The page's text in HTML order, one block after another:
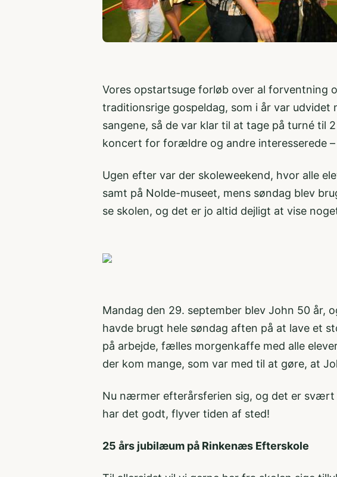
Vores opstartsuge forløb over al forventning
traditionsrige gospeldag, som i år var udvidet
sangene, så de var klar til at tage på turné til
koncert for forældre og andre interesserede
Ugen efter var der skoleweekend, hvor alle
samt på Nolde-museet, mens søndag blev
se skolen, og det er jo altid dejligt at vise
Mandag den 29. september blev John 50 år,
havde brugt hele søndag aften på at lave et
på arbejde, fælles morgenkaffe med alle
der kom mange, som var med til at gøre, at
Nu nærmer efterårsferien sig, og det er svært
har det godt, flyver tiden af sted!
25 års jubilæum på Rinkenæs Efterskole